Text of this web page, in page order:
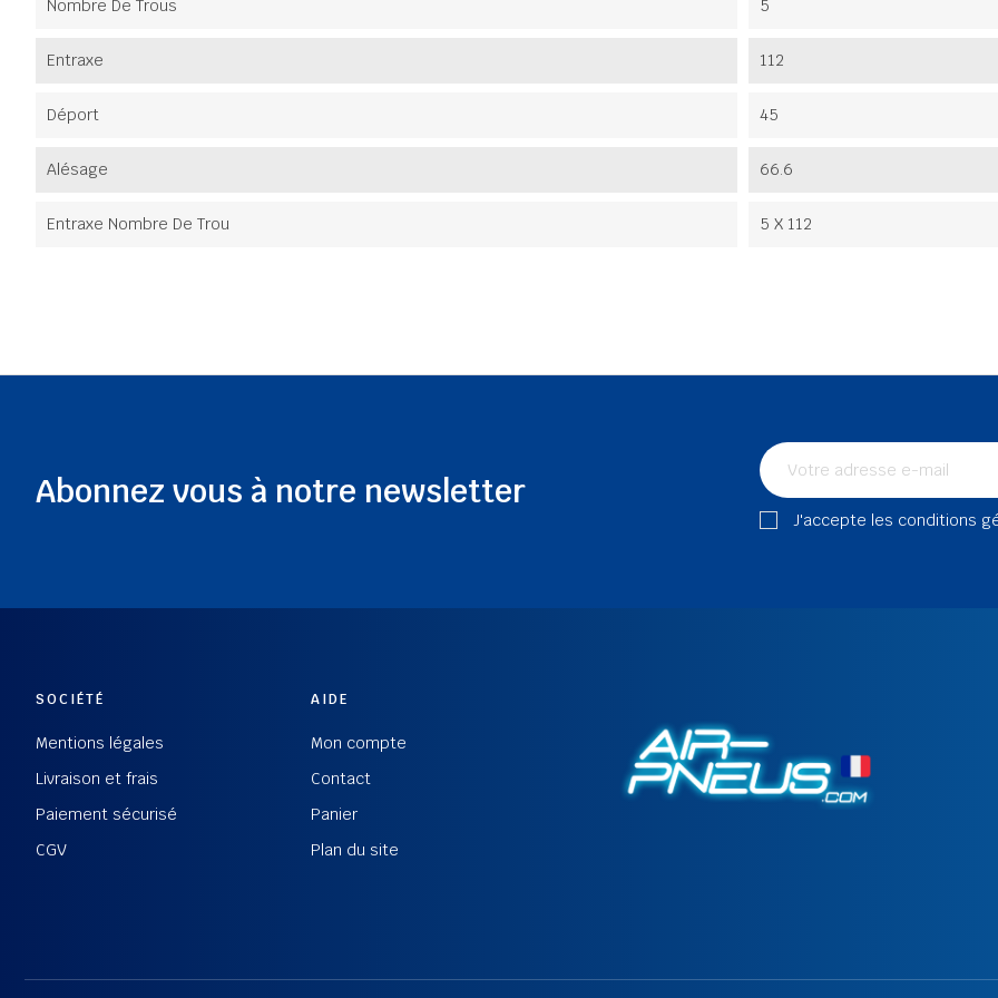
Nombre De Trous 5
Entraxe 112
Déport 45
Alésage 66.6
Entraxe Nombre De Trou 5 X 112
Abonnez vous à notre newsletter
J'accepte les conditions
SOCIÉTÉ
Mentions légales
Livraison et frais
Paiement sécurisé
CGV
AIDE
Mon compte
Contact
Panier
Plan du site